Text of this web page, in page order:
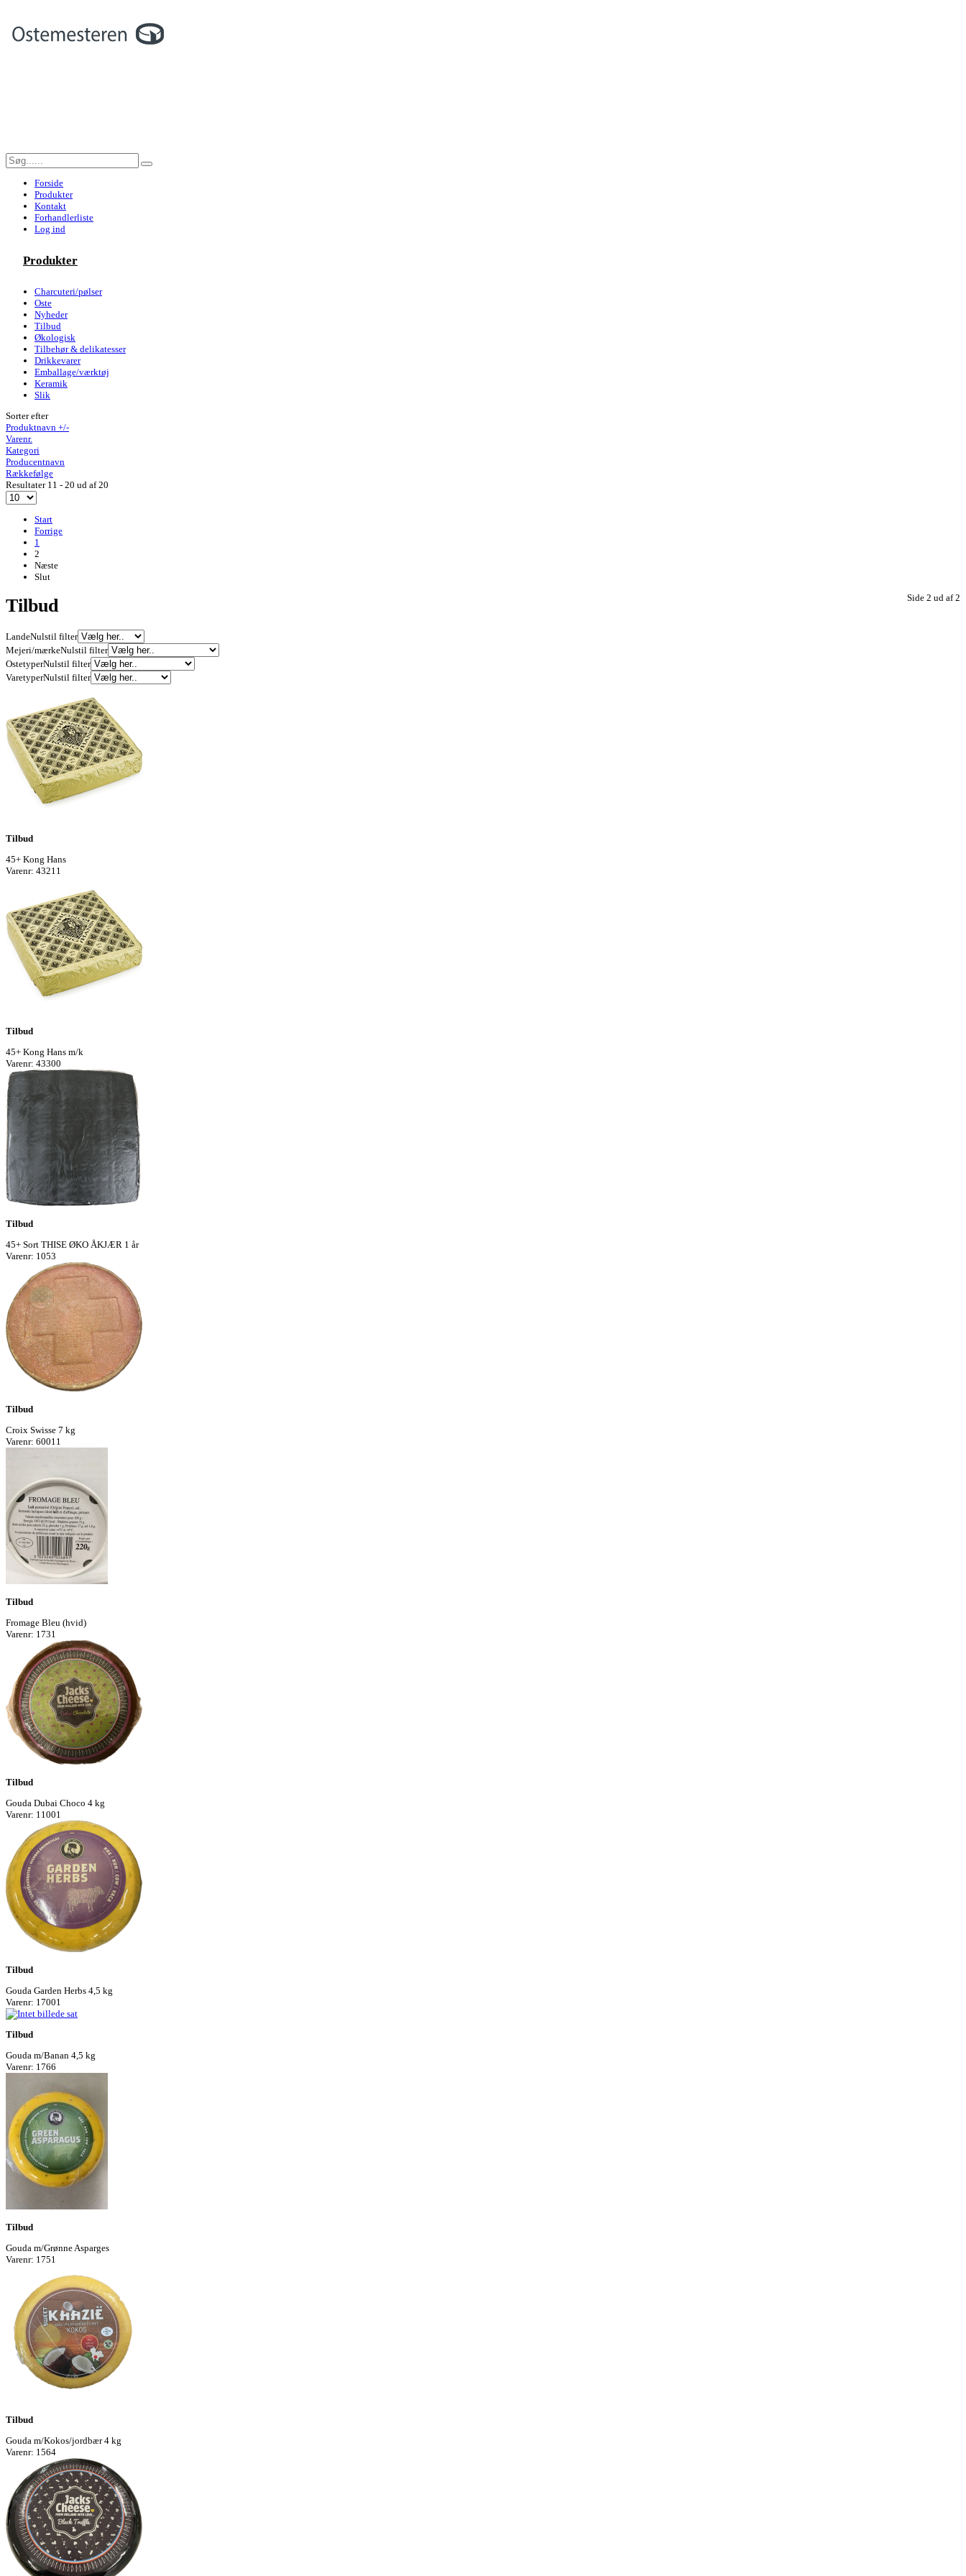
Forside
Produkter
Kontakt
Forhandlerliste
Log ind
Produkter
Charcuteri/pølser
Oste
Nyheder
Tilbud
Økologisk
Tilbehør & delikatesser
Drikkevarer
Emballage/værktøj
Keramik
Slik
Sorter efter
Produktnavn +/-
Varenr.
Kategori
Producentnavn
Rækkefølge
Resultater 11 - 20 ud af 20
Start
Forrige
1
2
Næste
Slut
Side 2 ud af 2
Tilbud
LandeNulstil filter
Mejeri/mærkeNulstil filter
OstetyperNulstil filter
VaretyperNulstil filter
Tilbud
45+ Kong Hans
Varenr: 43211
Tilbud
45+ Kong Hans m/k
Varenr: 43300
Tilbud
45+ Sort THISE ØKO ÅKJÆR 1 år
Varenr: 1053
Tilbud
Croix Swisse 7 kg
Varenr: 60011
Tilbud
Fromage Bleu (hvid)
Varenr: 1731
Tilbud
Gouda Dubai Choco 4 kg
Varenr: 11001
Tilbud
Gouda Garden Herbs 4,5 kg
Varenr: 17001
Tilbud
Gouda m/Banan 4,5 kg
Varenr: 1766
Tilbud
Gouda m/Grønne Asparges
Varenr: 1751
Tilbud
Gouda m/Kokos/jordbær 4 kg
Varenr: 1564